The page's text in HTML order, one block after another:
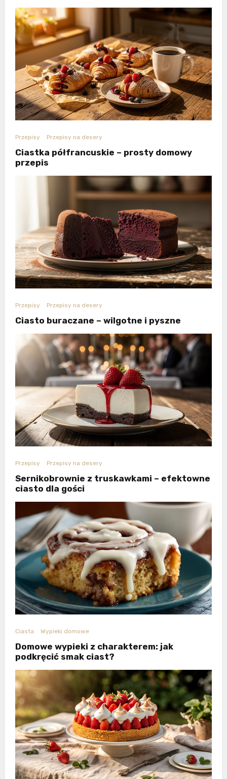
Przepisy Przepisy na desery
Ciastka półfrancuskie – prosty domowy
przepis
Przepisy Przepisy na desery
Ciasto buraczane – wilgotne i pyszne
Przepisy Przepisy na desery
Sernikobrownie z truskawkami – efektowne
ciasto dla gości
Ciasta Wypieki domowe
Domowe wypieki z charakterem: jak
podkręcić smak ciast?